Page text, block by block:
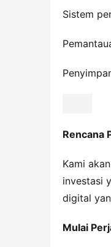
Sistem
Rencana
Kami
investasi
digital
Mulai